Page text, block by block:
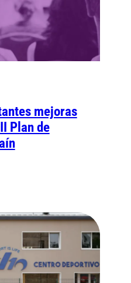
mejoras
Plan de